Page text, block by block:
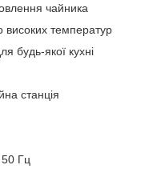
чайника
високих температур
будь-якої кухні
станція
Гц